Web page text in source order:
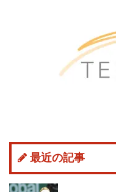
最近の記事